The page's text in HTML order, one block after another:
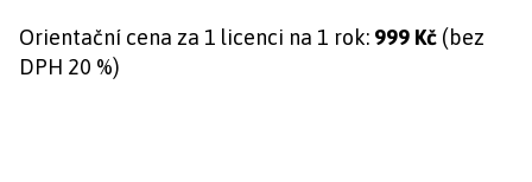
Orientační cena za 1 licenci na 1 rok: 999 Kč (bez
DPH 20 %)